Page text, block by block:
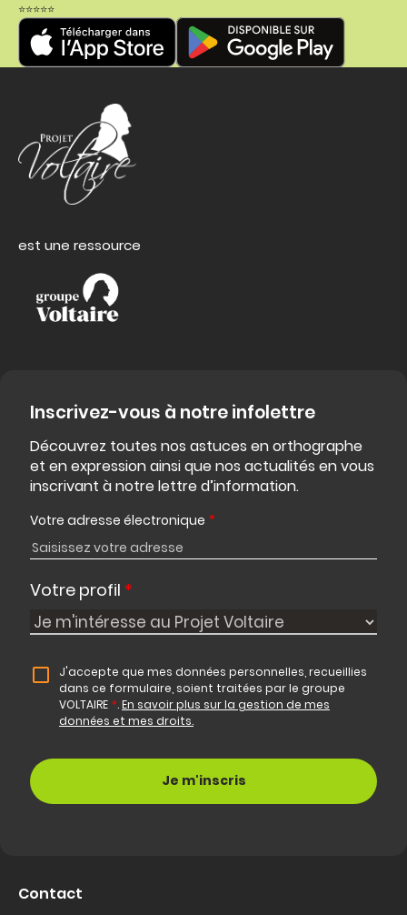
⭐⭐⭐⭐⭐
est une ressource
Inscrivez-vous à notre infolettre
Découvrez toutes nos astuces en orthographe
et en expression ainsi que nos actualités en vous
inscrivant à notre lettre d’information.
Votre adresse électronique *
Votre profil *
J'accepte que mes données personnelles, recueillies
dans ce formulaire, soient traitées par le groupe
VOLTAIRE *.En savoir plus sur la gestion de mes
données et mes droits.
Contact